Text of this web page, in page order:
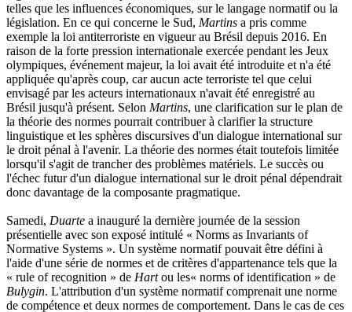
telles que les influences économiques, sur le langage normatif ou la
législation. En ce qui concerne le Sud, Martins a pris comme
exemple la loi antiterroriste en vigueur au Brésil depuis 2016. En
raison de la forte pression internationale exercée pendant les Jeux
olympiques, événement majeur, la loi avait été introduite et n'a été
appliquée qu'après coup, car aucun acte terroriste tel que celui
envisagé par les acteurs internationaux n'avait été enregistré au
Brésil jusqu'à présent. Selon Martins, une clarification sur le plan de
la théorie des normes pourrait contribuer à clarifier la structure
linguistique et les sphères discursives d'un dialogue international sur
le droit pénal à l'avenir. La théorie des normes était toutefois limitée
lorsqu'il s'agit de trancher des problèmes matériels. Le succès ou
l'échec futur d'un dialogue international sur le droit pénal dépendrait
donc davantage de la composante pragmatique.
Samedi, Duarte a inauguré la dernière journée de la session
présentielle avec son exposé intitulé « Norms as Invariants of
Normative Systems ». Un système normatif pouvait être défini à
l'aide d'une série de normes et de critères d'appartenance tels que la
« rule of recognition » de Hartou les« norms of identification » de
Bulygin. L'attribution d'un système normatif comprenait une norme
de compétence et deux normes de comportement. Dans le cas de ces